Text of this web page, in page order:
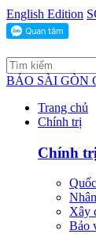
English Edition
BÁO SÀI GÒN
Trang chủ
Chính trị
Chính trị
Xây
Bảo